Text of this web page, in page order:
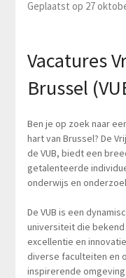
Geplaatst op 27
Vacatures
Brussel
Ben je op zoek naar
hart van Brussel? De
de VUB, biedt een
getalenteerde
onderwijs en
De VUB is een
universiteit die
excellentie en
diverse faculteiten en
inspirerende